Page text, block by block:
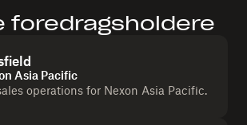
foredragsholdere
Asia Pacific
operations for Nexon Asia Pacific.